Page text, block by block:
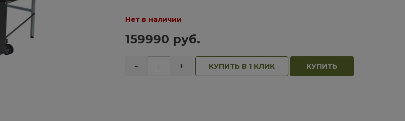
Нет в наличии
159990 руб.
- + КУПИТЬ В 1 КЛИК КУПИТЬ